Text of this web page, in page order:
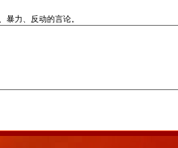
暴力、反动的言论。